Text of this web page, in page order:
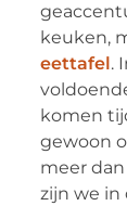
keuken,
eettafel.
komen
gewoon
meer
zijn we